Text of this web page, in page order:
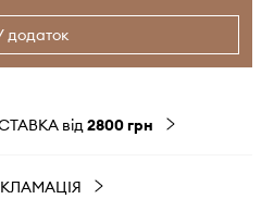
додаток
від2800 грн